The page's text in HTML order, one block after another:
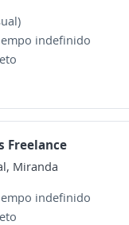
indefinido
Freelance
Miranda
indefinido